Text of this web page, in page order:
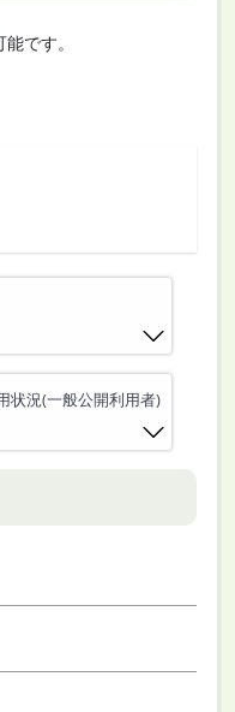
です。
状況(一般公開利用者)